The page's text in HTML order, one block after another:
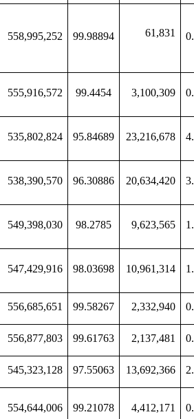
558,995,252 99.98894 61,831
555,916,572 99.4454 3,100,309
535,802,824 95.84689 23,216,678
538,390,570 96.30886 20,634,420
549,398,030 98.2785 9,623,565
547,429,916 98.03698 10,961,314
556,685,651 99.58267 2,332,940
556,877,803 99.61763 2,137,481
545,323,128 97.55063 13,692,366
554,644,006 99.21078 4,412,171